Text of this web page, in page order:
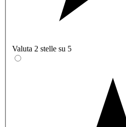
Valuta 2 stelle su 5